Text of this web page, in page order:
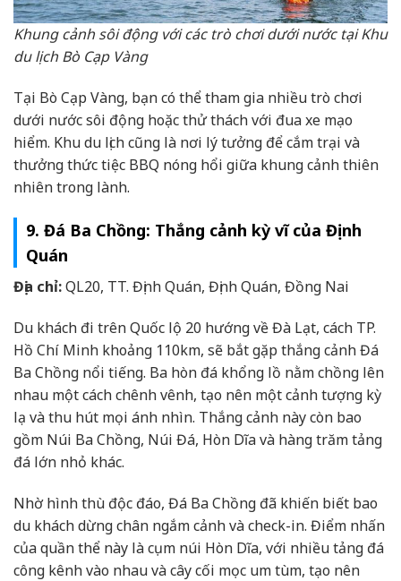
Khung cảnh sôi động với các trò chơi dưới nước tại Khu
du lịch Bò Cạp Vàng
Tại Bò Cạp Vàng, bạn có thể tham gia nhiều trò chơi
dưới nước sôi động hoặc thử thách với đua xe mạo
hiểm. Khu du lịch cũng là nơi lý tưởng để cắm trại và
thưởng thức tiệc BBQ nóng hổi giữa khung cảnh thiên
nhiên trong lành.
9. Đá Ba Chồng: Thắng cảnh kỳ vĩ của Định
Quán
Địa chỉ:QL20, TT. Định Quán, Định Quán, Đồng Nai
Du khách đi trên Quốc lộ 20 hướng về Đà Lạt, cách TP.
Hồ Chí Minh khoảng 110km, sẽ bắt gặp thắng cảnh Đá
Ba Chồng nổi tiếng. Ba hòn đá khổng lồ nằm chồng lên
nhau một cách chênh vênh, tạo nên một cảnh tượng kỳ
lạ và thu hút mọi ánh nhìn. Thắng cảnh này còn bao
gồm Núi Ba Chồng, Núi Đá, Hòn Dĩa và hàng trăm tảng
đá lớn nhỏ khác.
Nhờ hình thù độc đáo, Đá Ba Chồng đã khiến biết bao
du khách dừng chân ngắm cảnh và check-in. Điểm nhấn
của quần thể này là cụm núi Hòn Dĩa, với nhiều tảng đá
công kênh vào nhau và cây cối mọc um tùm, tạo nên